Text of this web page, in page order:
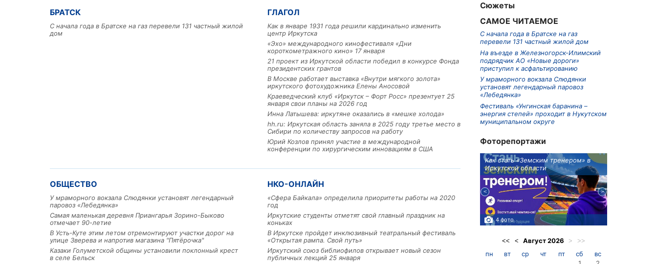
БРАТСК
С начала года в Братске на газ перевели 131 частный жилой
дом
ГЛАГОЛ
Как в январе 1931 года решили кардинально изменить
центр Иркутска
«Эхо» международного кинофестиваля «Дни
короткометражного кино» 17 января
21 проект из Иркутской области победил в конкурсе Фонда
президентских грантов
В Москве работает выставка «Внутри мягкого золота»
иркутского фотохудожника Елены Аносовой
Краеведческий клуб «Иркутск – Форт Росс» презентует 25
января свои планы на 2026 год
Инна Латышева: иркутяне оказались в «мешке холода»
hh.ru: Иркутская область заняла в 2025 году третье место в
Сибири по количеству запросов на работу
Юрий Козлов принял участие в международной
конференции по хирургическим инновациям в США
ОБЩЕСТВО
У мраморного вокзала Слюдянки установят легендарный
паровоз «Лебедянка»
Самая маленькая деревня Приангарья Зорино-Быково
отмечает 90-летие
В Усть-Куте этим летом отремонтируют участки дорог на
улице Зверева и напротив магазина "Пятёрочка"
Казаки Голуметской общины установили поклонный крест
в селе Бельск
НКО-ОНЛАЙН
«Сфера Байкала» определила приоритеты работы на 2020
год
Иркутские студенты отметят свой главный праздник на
коньках
В Иркутске пройдет инклюзивный театральный фестиваль
«Открытая рампа. Свой путь»
Иркутский союз библиофилов открывает новый сезон
публичных лекций 25 января
Сюжеты
САМОЕ ЧИТАЕМОЕ
С начала года в Братске на газ
перевели 131 частный жилой дом
На въезде в Железногорск-Илимский
подрядчик АО «Новые дороги»
приступил к асфальтированию
У мраморного вокзала Слюдянки
установят легендарный паровоз
«Лебедянка»
Фестиваль «Унгинская баранина –
энергия степей» проходит в Нукутском
муниципальном округе
Фоторепортажи
рублей получит
3 фото
Как стать «Земским тренером» в
Иркутской области
4 фото
<< < Август2026 > >>
пн вт ср чт пт сб
вс